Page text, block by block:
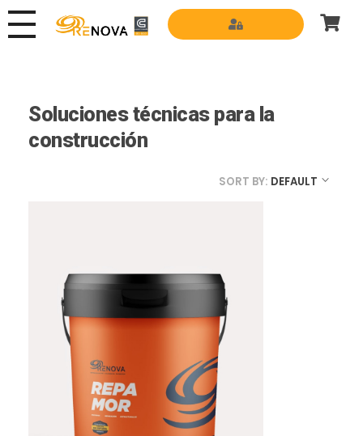
Soluciones técnicas para la
construcción
SORT BY: DEFAULT